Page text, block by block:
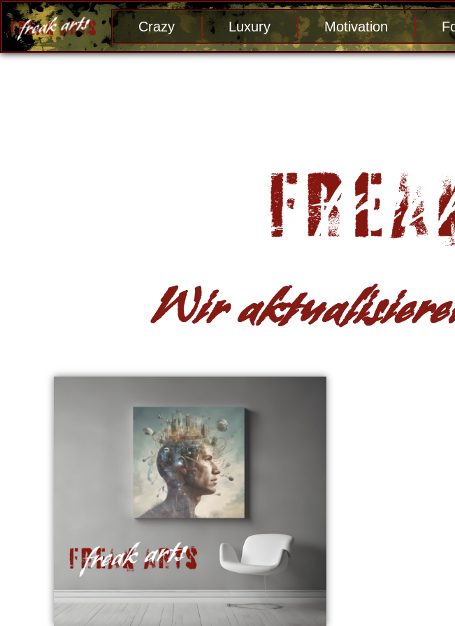
Crazy Luxury Motivation
Wir